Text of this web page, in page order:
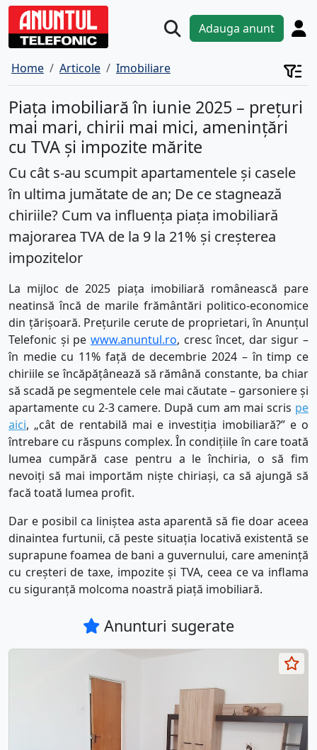
Adauga anunt
Home Articole Imobiliare
Piața imobiliară în iunie 2025 – prețuri
mai mari, chirii mai mici, amenințări
cu TVA și impozite mărite
Cu cât s-au scumpit apartamentele și casele
în ultima jumătate de an; De ce stagnează
chiriile? Cum va influența piața imobiliară
majorarea TVA de la 9 la 21% și creșterea
impozitelor
La mijloc de 2025 piața imobiliară românească pare
neatinsă încă de marile frământări politico-economice
din țărișoară. Prețurile cerute de proprietari, în Anunțul
Telefonic și pe www.anuntul.ro, cresc încet, dar sigur –
în medie cu 11% față de decembrie 2024 – în timp ce
chiriile se încăpățânează să rămână constante, ba chiar
să scadă pe segmentele cele mai căutate – garsoniere și
apartamente cu 2-3 camere. După cum am mai scris pe
aici, „cât de rentabilă mai e investiția imobiliară?” e o
întrebare cu răspuns complex. În condițiile în care toată
lumea cumpără case pentru a le închiria, o să fim
nevoiți să mai importăm niște chiriași, ca să ajungă să
facă toată lumea profit.
Dar e posibil ca liniștea asta aparentă să fie doar aceea
dinaintea furtunii, că peste situația locativă existentă se
suprapune foamea de bani a guvernului, care amenință
cu creșteri de taxe, impozite și TVA, ceea ce va inflama
cu siguranță molcoma noastră piață imobiliară.
Anunturi sugerate